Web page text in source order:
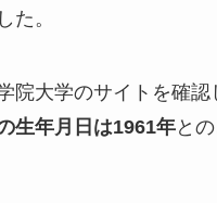
た。
院大学のサイトを確認
生年月日は1961年との